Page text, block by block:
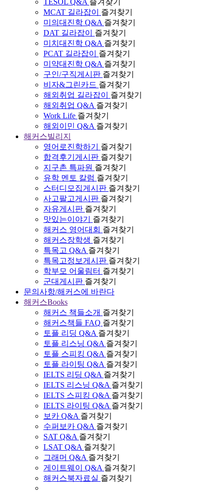
MCAT 길라잡이
즐겨찾기
미의대진학 Q&A 즐겨찾기
DAT 길라잡이
즐겨찾기
미치대진학 Q&A 즐겨찾기
PCAT 길라잡이
즐겨찾기
미약대진학 Q&A 즐겨찾기
구인/구직게시판 즐겨찾기
비자&그린카드 즐겨찾기
해외취업 길라잡이
즐겨찾기
해외취업 Q&A 즐겨찾기
Work Life 즐겨찾기
해외이민 Q&A 즐겨찾기
해커스빌리지
영어로진학하기
즐겨찾기
합격후기게시판 즐겨찾기
지구촌 특파원 즐겨찾기
유학 멘토 칼럼 즐겨찾기
스터디모집게시판 즐겨찾기
사고팔고게시판 즐겨찾기
자유게시판 즐겨찾기
맛있는이야기
즐겨찾기
해커스 영어대회 즐겨찾기
해커스장학생 즐겨찾기
특목고 Q&A 즐겨찾기
특목고정보게시판 즐겨찾기
학부모 어울림터 즐겨찾기
군대게시판 즐겨찾기
문의사항/해커스에 바란다
해커스Books
해커스 책들소개 즐겨찾기
해커스책들 FAQ 즐겨찾기
토플 리딩 Q&A 즐겨찾기
토플 리스닝 Q&A 즐겨찾기
토플 스피킹 Q&A 즐겨찾기
토플 라이팅 Q&A 즐겨찾기
IELTS 리딩 Q&A 즐겨찾기
IELTS 리스닝 Q&A 즐겨찾기
IELTS 스피킹 Q&A 즐겨찾기
IELTS 라이팅 Q&A 즐겨찾기
보카 Q&A 즐겨찾기
수퍼보카 Q&A 즐겨찾기
SAT Q&A 즐겨찾기
LSAT Q&A 즐겨찾기
그래머 Q&A 즐겨찾기
게이트웨이 Q&A 즐겨찾기
해커스북자료실 즐겨찾기